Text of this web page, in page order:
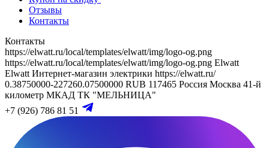
Отзывы
Контакты
Контакты
https://elwatt.ru/local/templates/elwatt/img/logo-og.png
https://elwatt.ru/local/templates/elwatt/img/logo-og.png Elwatt
Elwatt Интернет-магазин электрики https://elwatt.ru/
0.38750000-227260.07500000 RUB 117465 Россия Москва 41-й
километр МКАД ТК "МЕЛЬНИЦА"
+7 (926) 786 81 51